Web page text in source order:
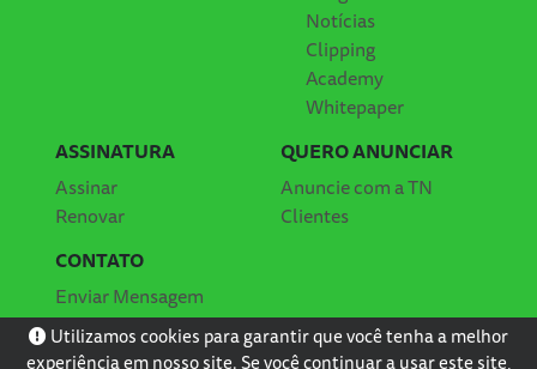
Notícias
Clipping
Academy
Whitepaper
ASSINATURA
Assinar
Renovar
QUERO ANUNCIAR
Anuncie com a TN
Clientes
CONTATO
Enviar Mensagem
Localização
Utilizamos cookies para garantir que você tenha a melhor
experiência em nosso site. Se você continuar a usar este site,